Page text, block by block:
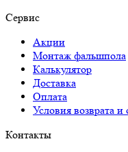
Сервис
Акции
Монтаж фальшпола
Калькулятор
Доставка
Оплата
Условия возврата и
Контакты